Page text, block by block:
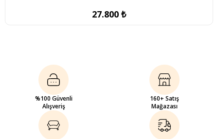
27.800 ₺
%100 Güvenli
Alışveriş
160+ Satış
Mağazası